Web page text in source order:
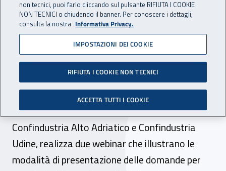
dal 16 al 18 maggio 2023
Eventi online – “Avviso
Inail Isi 2022”
16 e 18 maggio 2023. La Direzione regionale
Friuli Venezia Giulia, in collaborazione con
Confindustria Alto Adriatico e Confindustria
Udine, realizza due webinar che illustrano le
modalità di presentazione delle domande per
non tecnici, puoi farlo cliccando sul pulsante RIFIUTA I COOKIE
NON TECNICI o chiudendo il banner. Per conoscere i dettagli,
consulta la nostra Informativa Privacy.
IMPOSTAZIONI DEI COOKIE
RIFIUTA I COOKIE NON TECNICI
ACCETTA TUTTI I COOKIE